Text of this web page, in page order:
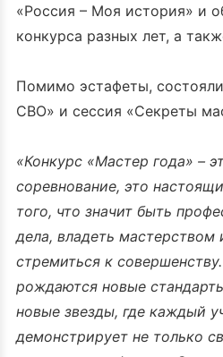
«Россия – Моя история» и
конкурса разных лет, а
Помимо эстафеты,
СВО» и сессия «Секреты
«Конкурс «Мастер года» –
соревнование, это
того, что значит быть
дела, владеть мастерством
стремиться к
рождаются новые
новые звезды, где каждый
демонстрирует не только